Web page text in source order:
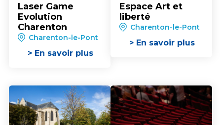
Laser Game
Evolution
Charenton
Charenton-le-Pont
> En savoir plus
Espace Art et
liberté
Charenton-le-Pont
> En savoir plus